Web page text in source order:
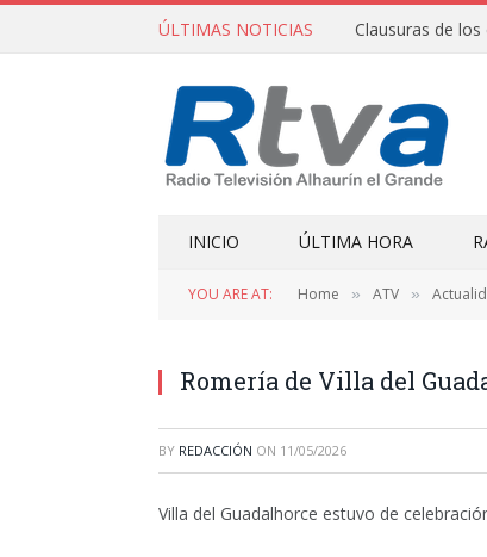
ÚLTIMAS NOTICIAS
INICIO ÚLTIMA HORA
YOU ARE AT: Home » ATV »
Romería de Villa del
BY REDACCIÓN ON 11/05/2026
Villa del Guadalhorce estuvo de